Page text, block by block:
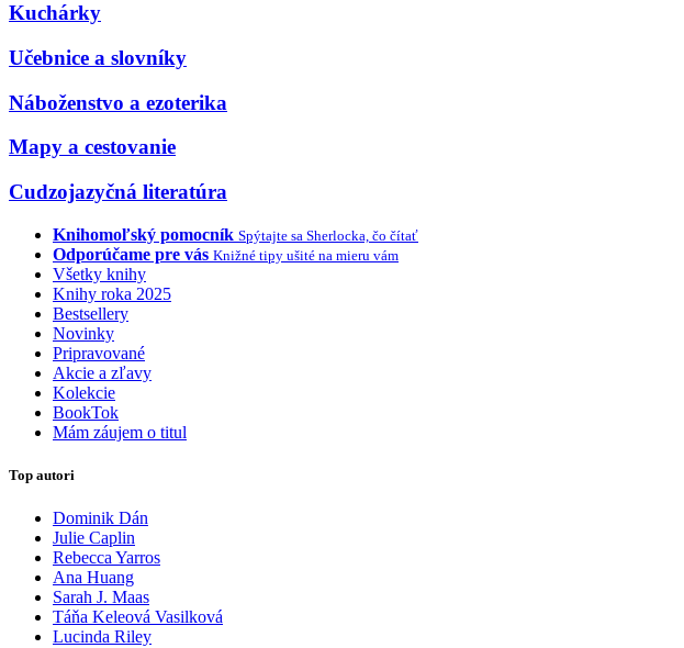
Kuchárky
Učebnice a slovníky
Náboženstvo a ezoterika
Mapy a cestovanie
Cudzojazyčná literatúra
Knihomoľský pomocník Spýtajte sa Sherlocka, čo čítať
Odporúčame pre vás Knižné tipy ušité na mieru vám
Všetky knihy
Knihy roka 2025
Bestsellery
Novinky
Pripravované
Akcie a zľavy
Kolekcie
BookTok
Mám záujem o titul
Top autori
Dominik Dán
Julie Caplin
Rebecca Yarros
Ana Huang
Sarah J. Maas
Táňa Keleová Vasilková
Lucinda Riley